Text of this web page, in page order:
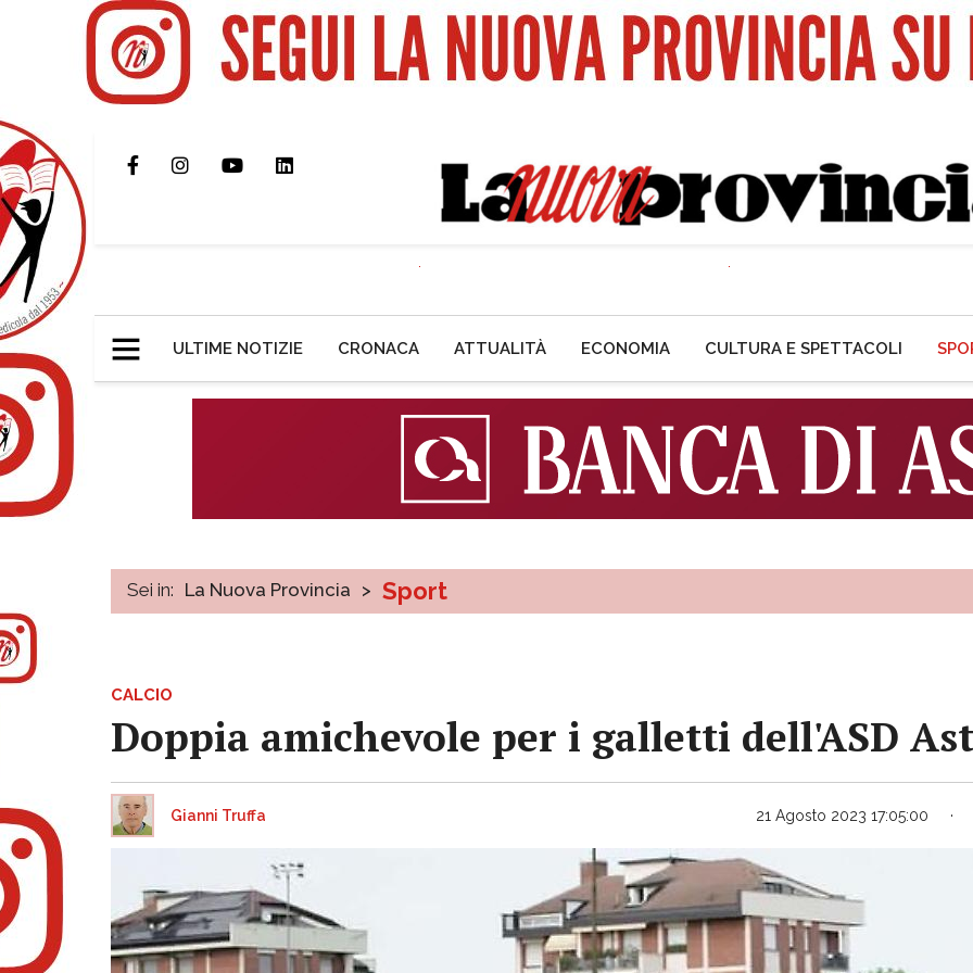
ULTIME NOTIZIE CRONACA ATTUALITÀ ECONOMIA CULTURA E SPETTACOLI
Sei in: La Nuova Provincia > Sport
CALCIO
Doppia amichevole per i galletti dell'ASD
Gianni Truffa 21 Agosto 2023 17:05:00